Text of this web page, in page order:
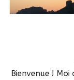
Bienvenue !